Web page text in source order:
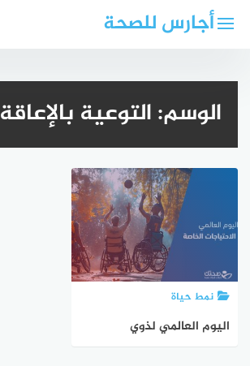
أجارس للصحة
الوسم:التوعية بالإعاقة
نمط حياة
اليوم العالمي لذوي